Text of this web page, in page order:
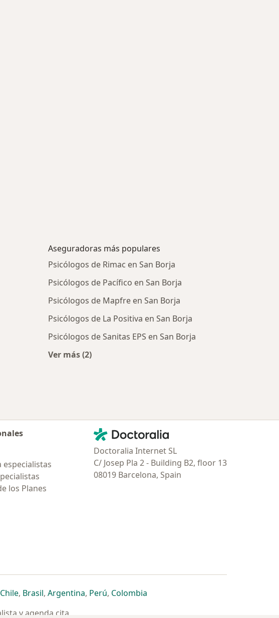
Aseguradoras más populares
Psicólogos de Rimac en San Borja
Psicólogos de Pacífico en San Borja
Psicólogos de Mapfre en San Borja
Psicólogos de La Positiva en San Borja
Psicólogos de Sanitas EPS en San Borja
Ver más (2)
especialistas
los Planes
Contacto
Doctoralia - Página de inicio
Doctoralia Internet SL
C/ Josep Pla 2 - Building B2, floor 13
08019 Barcelona, Spain
pestaña
una nueva pestaña
abre en una nueva pestaña
Chilese abre en una nueva pestaña
, Brasilse abre en una nueva pestaña
, Argentinase abre en una nueva pestaña
, Perúse abre en una nueva pestaña
, Colombiase abre en una nueva pestaña
y agenda cita